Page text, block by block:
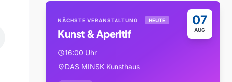
07
AUG
NÄCHSTE VERANSTALTUNG HEUTE
Kunst & Aperitif
schedule16:00 Uhr
location_onDAS MINSK Kunsthaus